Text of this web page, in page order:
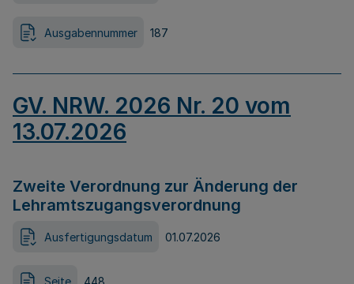
Ausgabennummer 187
GV. NRW. 2026 Nr. 20 vom
13.07.2026
Zweite Verordnung zur Änderung der
Lehramtszugangsverordnung
Ausfertigungsdatum 01.07.2026
Seite 448